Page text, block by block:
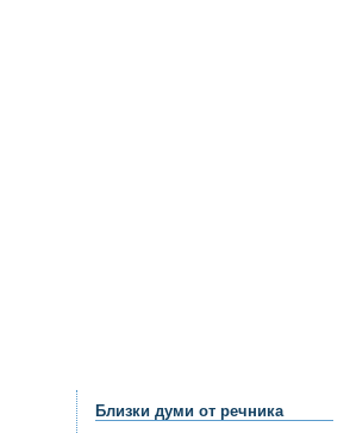
Близки думи от речника